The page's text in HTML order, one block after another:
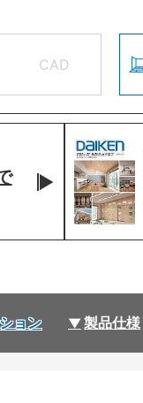
CAD
ョン 製品仕様